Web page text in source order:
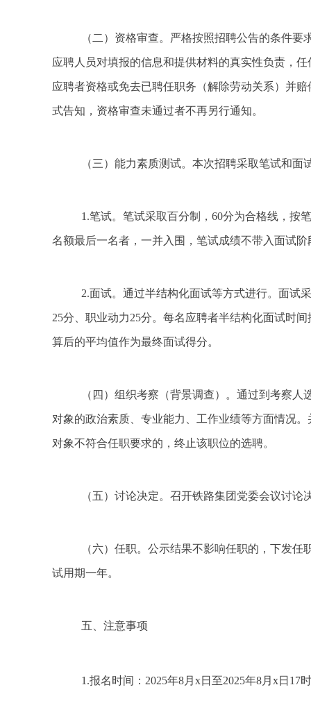
（二）资格审查。严格按照招聘公告的条件
应聘人员对填报的信息和提供材料的真实性负责，
应聘者资格或免去已聘任职务（解除劳动关系）并
式告知，资格审查未通过者不再另行通知。
（三）能力素质测试。本次招聘采取笔试和
1.笔试。笔试采取百分制，60分为合格线，按
名额最后一名者，一并入围，笔试成绩不带入面试阶
2.面试。通过半结构化面试等方式进行。面试
25分、职业动力25分。每名应聘者半结构化面试时
算后的平均值作为最终面试得分。
（四）组织考察（背景调查）。通过到考察
对象的政治素质、专业能力、工作业绩等方面情况
对象不符合任职要求的，终止该职位的选聘。
（五）讨论决定。召开铁路集团党委会议讨
（六）任职。公示结果不影响任职的，下发
试用期一年。
五、注意事项
1.报名时间：2025年8月x日至2025年8月x日17